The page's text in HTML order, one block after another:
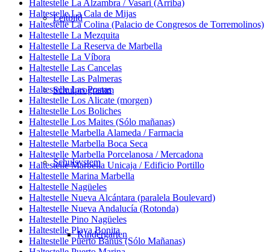
Leitbild
Schulprogramm
Schulsystem
Kindergarten
Haltestelle La Alzambra / Vasari (Arriba)
Haltestelle La Cala de Mijas
Haltestelle La Colina (Palacio de Congresos de Torremolinos)
Haltestelle La Mezquita
Haltestelle La Reserva de Marbella
Haltestelle La Víbora
Haltestelle Las Cancelas
Haltestelle Las Palmeras
Haltestelle Las Postas
Haltestelle Los Alicate (morgen)
Haltestelle Los Boliches
Haltestelle Los Maites (Sólo mañanas)
Haltestelle Marbella Alameda / Farmacia
Haltestelle Marbella Boca Seca
Haltestelle Marbella Porcelanosa / Mercadona
Haltestelle Marbella Unicaja / Edificio Portillo
Haltestelle Marina Marbella
Haltestelle Nagüeles
Haltestelle Nueva Alcántara (paralela Boulevard)
Haltestelle Nueva Andalucía (Rotonda)
Haltestelle Pino Nagüeles
Haltestelle Playa Bonita
Haltestelle Puerto Banús (Sólo Mañanas)